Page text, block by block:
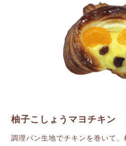
柚子こしょうマヨチキン
調理パン生地でチキンを巻いて